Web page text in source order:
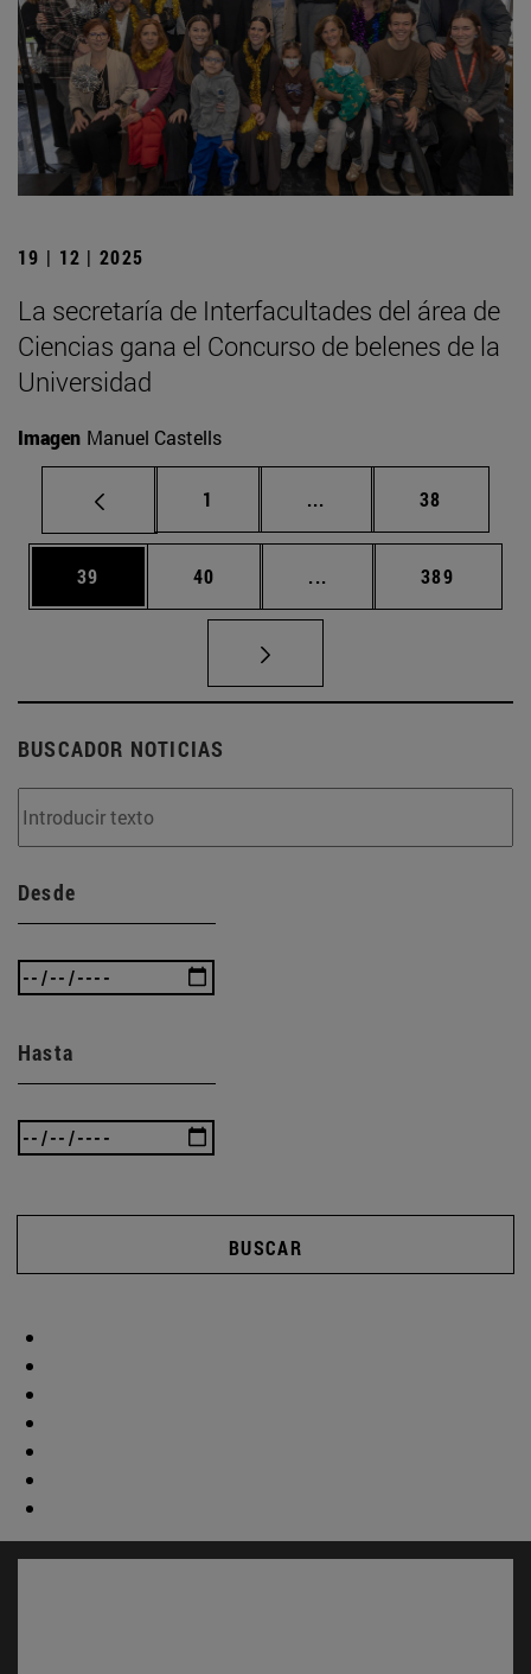
19 | 12 | 2025
La secretaría de Interfacultades del área de
Ciencias gana el Concurso de belenes de la
Universidad
Imagen Manuel Castells
Página
1 ... Páginas intermedias
Página
38
Página
39 Página
40 ... Páginas intermedias
Página
389
BUSCADOR NOTICIAS
Desde
Hasta
BUSCAR